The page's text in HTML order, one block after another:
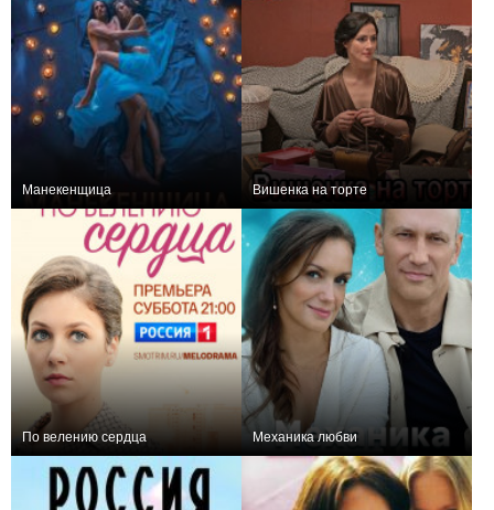
Манекенщица Вишенка на торте
По велению сердца Механика любви